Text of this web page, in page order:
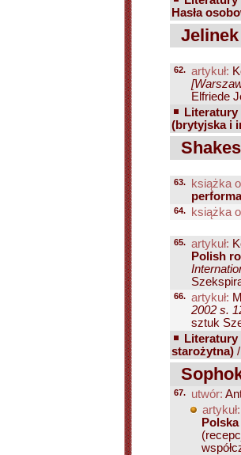
Hasła
62. artykuł:
Elfriede
Literatury
(brytyjska i
63.
książka
64. książka
65. artykuł:
Polish
66. artykuł:
2002 s.
sztuk
Literatury
starożytna)
67. utwór:
artykuł: